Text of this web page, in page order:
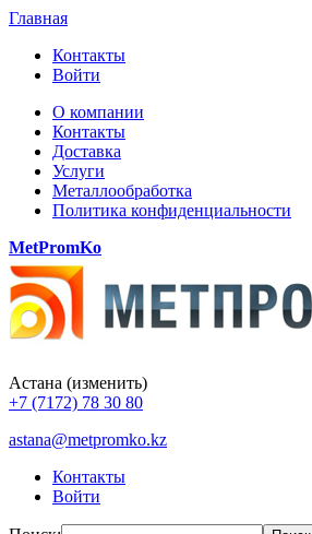
Главная
Контакты
Войти
О компании
Контакты
Доставка
Услуги
Металлообработка
Политика конфиденциальности
MetPromKo
Астана (изменить)
+7 (7172) 78 30 80
astana@metpromko.kz
Контакты
Войти